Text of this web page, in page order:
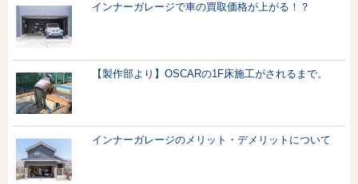
インナーガレージで車の買取価格が上がる！？
【製作部より】OSCARの1F床施工がされるまで。
インナーガレージのメリット・デメリットについて